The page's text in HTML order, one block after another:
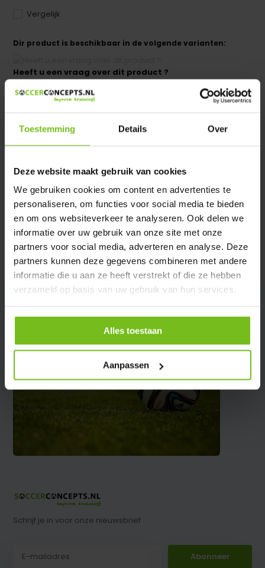
Toestemming Details Over
Deze website maakt gebruik van cookies
We gebruiken cookies om content en advertenties te
personaliseren, om functies voor social media te bieden
en om ons websiteverkeer te analyseren. Ook delen we
informatie over uw gebruik van onze site met onze
partners voor social media, adverteren en analyse. Deze
partners kunnen deze gegevens combineren met andere
informatie die u aan ze heeft verstrekt of die ze hebben
verzameld op basis van uw gebruik van hun services.
Alles toestaan
Aanpassen
Vergelijk
Dir product is beschikbaar in de volgende varianten:
Heeft u een vraag over dit product ?
We helpen u graag met meer informatie
Productomschrijving
Specificaties
Reviews
Delen
Schrijf je in voor onze nieuwsbrief
Abonneer